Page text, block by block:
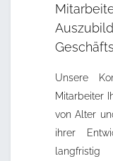
Unsere
Mitarbeiter
von Alter
ihrer